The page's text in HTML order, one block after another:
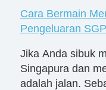
Cara Bermain
Pengeluaran
Jika Anda sibuk
Singapura dan
adalah jalan.